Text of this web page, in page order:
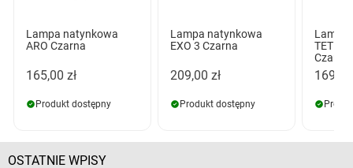
Lampa natynkowa
ARO Czarna
165,00 zł
Produkt dostępny
Lampa natynkowa
EXO 3 Czarna
209,00 zł
Produkt dostępny
Lampa
Czarna
169,00
OSTATNIE WPISY